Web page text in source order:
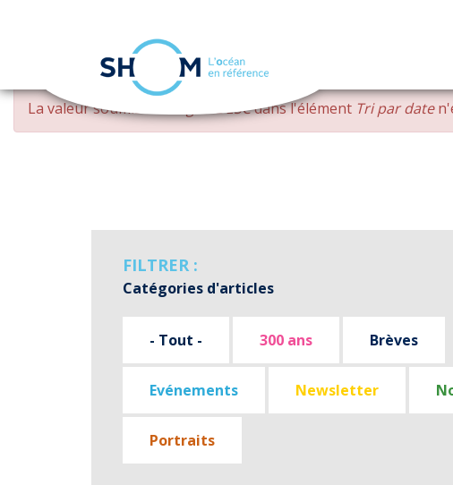
Aller
contenu
MESSAGE
D'ERREUR
La valeur soumise changed DESCdans l'élément Tri par date
FILTRER :
Catégories d'articles
- Tout - 300 ans Brèves
Evénements Newsletter
Portraits